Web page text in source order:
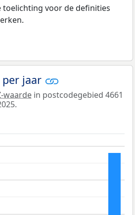
toelichting voor de definities
jaar
waarde in postcodegebied 4661